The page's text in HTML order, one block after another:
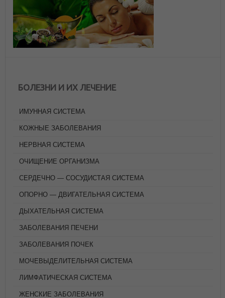
БОЛЕЗНИ И ИХ ЛЕЧЕНИЕ
ИМУННАЯ СИСТЕМА
КОЖНЫЕ ЗАБОЛЕВАНИЯ
НЕРВНАЯ СИСТЕМА
ОЧИЩЕНИЕ ОРГАНИЗМА
СЕРДЕЧНО — СОСУДИСТАЯ СИСТЕМА
ОПОРНО — ДВИГАТЕЛЬНАЯ СИСТЕМА
ДЫХАТЕЛЬНАЯ СИСТЕМА
ЗАБОЛЕВАНИЯ ПЕЧЕНИ
ЗАБОЛЕВАНИЯ ПОЧЕК
МОЧЕВЫДЕЛИТЕЛЬНАЯ СИСТЕМА
ЛИМФАТИЧЕСКАЯ СИСТЕМА
ЖЕНСКИЕ ЗАБОЛЕВАНИЯ